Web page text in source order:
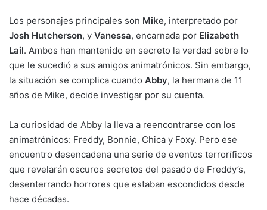
Los personajes principales son Mike, interpretado por
Josh Hutcherson, y Vanessa, encarnada por Elizabeth
Lail. Ambos han mantenido en secreto la verdad sobre lo
que le sucedió a sus amigos animatrónicos. Sin embargo,
la situación se complica cuando Abby, la hermana de 11
años de Mike, decide investigar por su cuenta.
La curiosidad de Abby la lleva a reencontrarse con los
animatrónicos: Freddy, Bonnie, Chica y Foxy. Pero ese
encuentro desencadena una serie de eventos terroríficos
que revelarán oscuros secretos del pasado de Freddy’s,
desenterrando horrores que estaban escondidos desde
hace décadas.